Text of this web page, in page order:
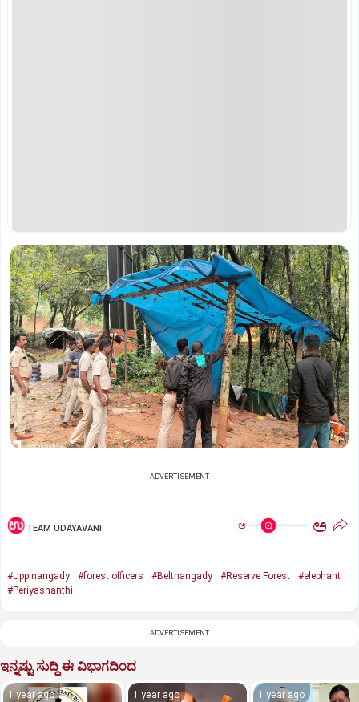
ADVERTISEMENT
TEAM UDAYAVANI ಅ ಅ
#Uppinangady #forest officers #Belthangady #Reserve Forest
#elephant
#Periyashanthi
ADVERTISEMENT
ಇನ್ನಷ್ಟು ಸುದ್ದಿ ಈ ವಿಭಾಗದಿಂದ
1 year ago 1 year ago 1 year ago